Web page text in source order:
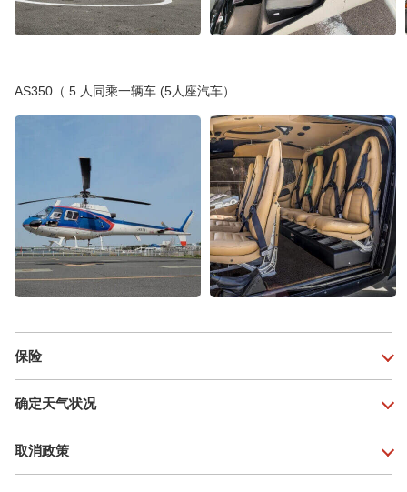
AS350（ 5 人同乘一辆车 (5人座汽车）
保险
确定天气状况
取消政策